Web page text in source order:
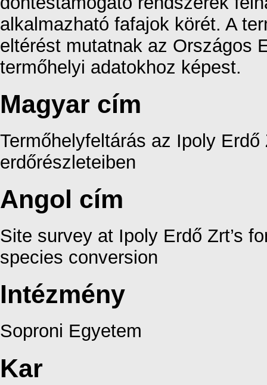
alkalmazható fafajok körét. A
eltérést mutatnak az Országos
termőhelyi adatokhoz képest.
Magyar cím
Termőhelyfeltárás az Ipoly
erdőrészleteiben
Angol cím
Site survey at Ipoly Erdő Zrt’s
species conversion
Intézmény
Soproni Egyetem
Kar